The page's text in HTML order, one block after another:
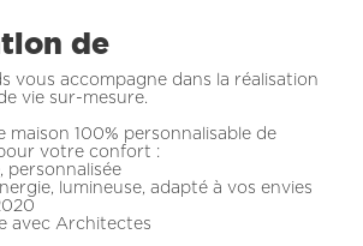
de
vous accompagne dans la réalisation
vie sur-mesure.
maison 100% personnalisable de
votre confort :
personnalisée
lumineuse, adapté à vos envies
avec Architectes